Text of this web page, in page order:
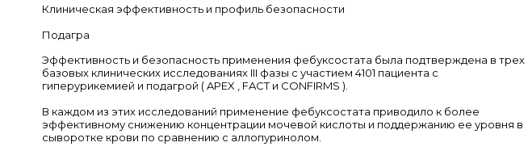
Клиническая эффективность и профиль безопасности
Подагра
Эффективность и безопасность применения фебуксостата была подтверждена в трех
базовых клинических исследованиях III фазы с участием 4101 пациента с
гиперурикемией и подагрой ( APEX , FACT и CONFIRMS ).
В каждом из этих исследований применение фебуксостата приводило к более
эффективному снижению концентрации мочевой кислоты и поддержанию ее уровня в
сыворотке крови по сравнению с аллопуринолом.